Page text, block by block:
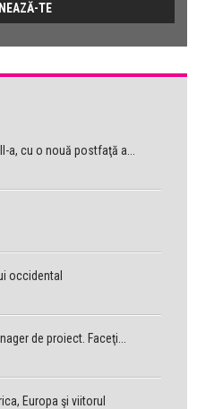
a, cu o nouă postfaţă a...
occidental
de proiect. Faceţi...
Europa şi viitorul